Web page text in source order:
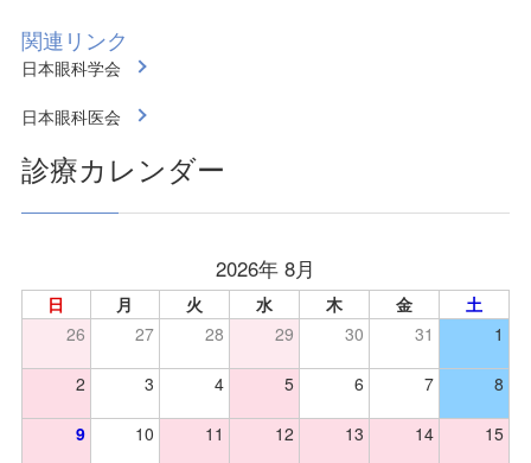
関連リンク
日本眼科学会
日本眼科医会
診療カレンダー
2026年 8月
日 月 火 水 木 金
土
26
27 28 29 30 31 1
2 3 4 5 6 7 8
9 10 11 12 13 14 15